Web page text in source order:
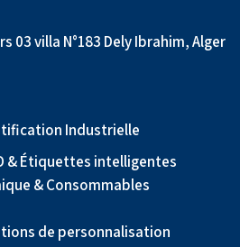
03 villa N°183 Dely Ibrahim, Alger
Industrielle
& Étiquettes intelligentes
& Consommables
de personnalisation